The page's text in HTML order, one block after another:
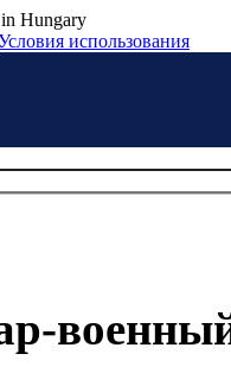
Hungary
использования